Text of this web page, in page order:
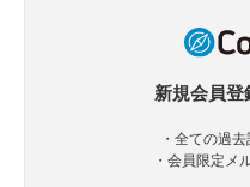
新規会員登
・全ての過
・会員限定メ